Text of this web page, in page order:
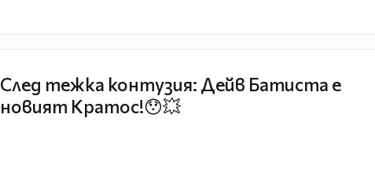
След тежка контузия: Дейв Батиста е
новият Кратос!😯💥